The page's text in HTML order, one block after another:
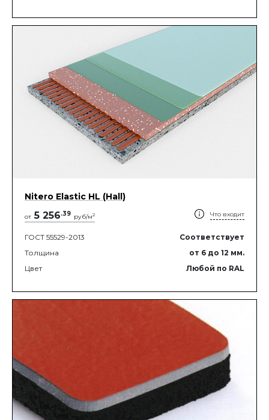
Nitero Elastic HL (Hall)
от 5 256.39 руб/м2 Что входит
ГОСТ 55529-2013
Соответствует
Толщина
от 6 до 12 мм.
Цвет
Любой по RAL